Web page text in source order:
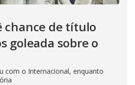
chance de título
goleada sobre o
com o Internacional, enquanto